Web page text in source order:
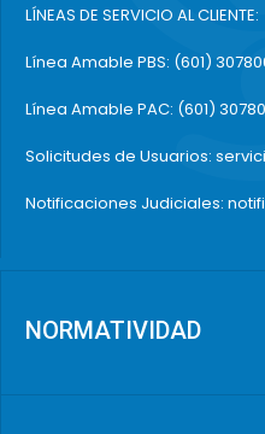
LÍNEAS DE SERVICIO AL CLIENTE:
Línea Amable PBS: (601)
Línea Amable PAC: (601)
Solicitudes de Usuarios:
Notificaciones Judiciales:
NORMATIVIDAD